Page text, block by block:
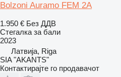
Bolzoni Auramo FEM 2A
1.950 € Без ДДВ
Стегалка за бали
2023
Латвија, Riga
SIA "AKANTS"
Контактирајте го продавачот